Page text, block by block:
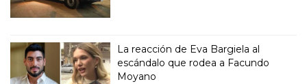
La reacción de Eva Bargiela al
escándalo que rodea a Facundo
Moyano